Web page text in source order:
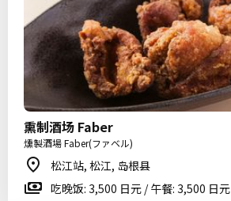
熏制酒场 Faber
燻製酒場 Faber(ファベル)
松江站, 松江, 岛根县
吃晚饭: 3,500 日元 / 午餐: 3,500 日元